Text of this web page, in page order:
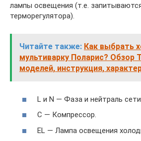
лампы освещения (т.е.
терморегулятора).
Читайте также: Как выбрать
мультиварку Поларис? Обзор
моделей, инструкция,
L и N — Фаза и нейтраль
C — Компрессор.
EL — Лампа освещения